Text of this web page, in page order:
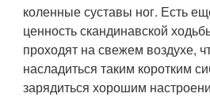
коленные суставы ног. Есть
ценность скандинавской
проходят на свежем воздухе,
насладиться таким коротким
зарядиться хорошим